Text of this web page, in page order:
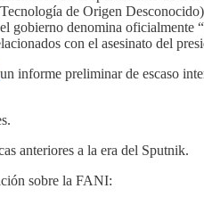
de Origen
denomina oficialmente
con el asesinato del
un informe preliminar de escaso
anteriores a la era del Sputnik.
sobre la FANI: